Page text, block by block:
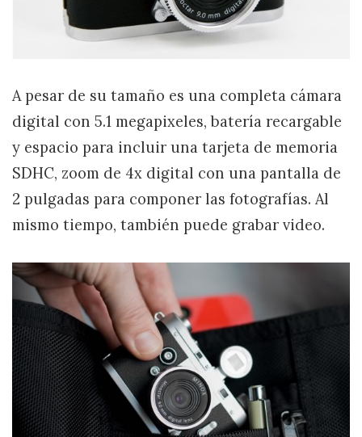
A pesar de su tamaño es una completa cámara
digital con 5.1 megapixeles, batería recargable
y espacio para incluir una tarjeta de memoria
SDHC, zoom de 4x digital con una pantalla de
2 pulgadas para componer las fotografías. Al
mismo tiempo, también puede grabar video.